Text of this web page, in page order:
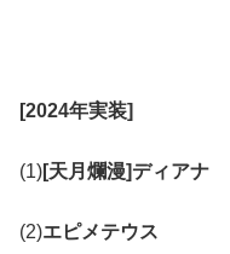
[2024年実装]
(1)[天月爛漫]ディアナ
(2)エピメテウス